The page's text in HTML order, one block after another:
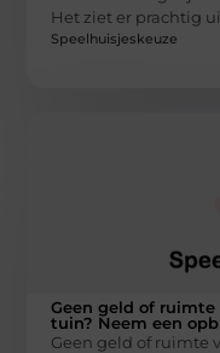
Het ziet er prachtig
Speelhuisjeskeuze
Geen geld of
tuin? Neem een
Geen geld of ruimte